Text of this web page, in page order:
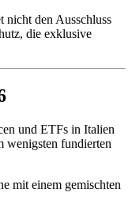
nicht den Ausschluss
die exklusive
und ETFs in Italien
wenigsten fundierten
mit einem gemischten